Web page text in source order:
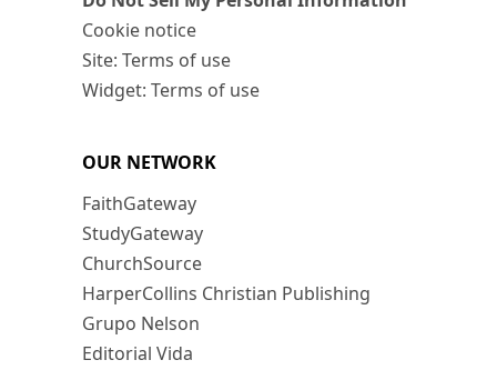
Cookie notice
Site: Terms of use
Widget: Terms of use
OUR NETWORK
FaithGateway
StudyGateway
ChurchSource
HarperCollins Christian Publishing
Grupo Nelson
Editorial Vida